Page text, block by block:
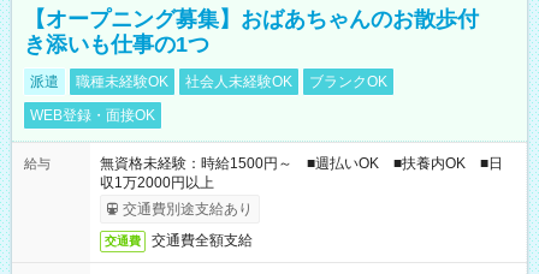
【オープニング募集】おばあちゃんのお散歩付
き添いも仕事の1つ
派遣 職種未経験OK 社会人未経験OK
ブランクOK
WEB登録・面接OK
給与
無資格未経験：時給1500円～ ■週払いOK ■扶養内OK ■日
収1万2000円以上
交通費別途支給あり
交通費 交通費全額支給